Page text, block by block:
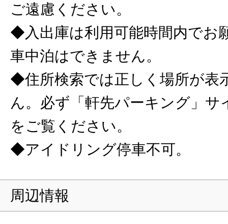
ご遠慮ください。
◆入出庫は利用可能時間内でお
車中泊はできません。
◆住所検索では正しく場所が表
ん。必ず「軒先パーキング」サ
をご覧ください。
◆アイドリング停車不可。
周辺情報